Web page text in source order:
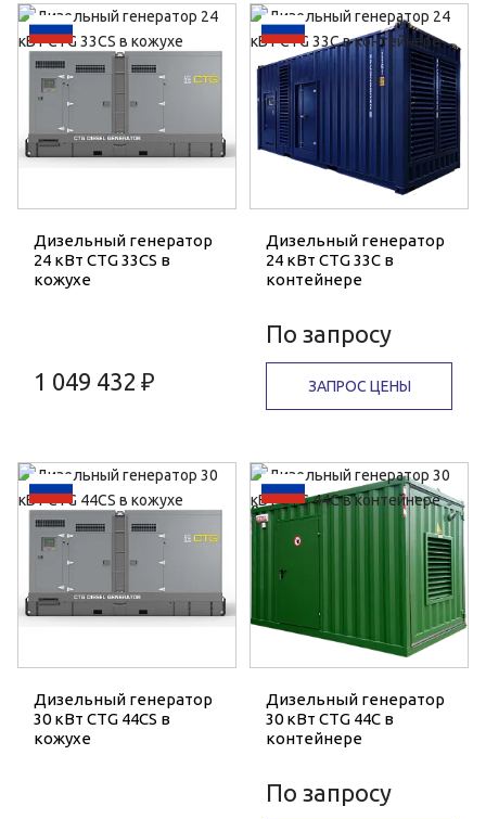
Дизельный генератор
24 кВт CTG 33CS в
кожухе
1 049 432 ₽
Дизельный генератор
24 кВт CTG 33C в
контейнере
По запросу
ЗАПРОС ЦЕНЫ
Дизельный генератор
30 кВт CTG 44CS в
кожухе
Дизельный генератор
30 кВт CTG 44C в
контейнере
По запросу